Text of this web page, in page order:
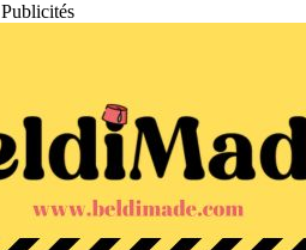
Publicités